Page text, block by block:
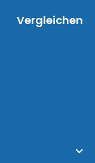
Vergleichen